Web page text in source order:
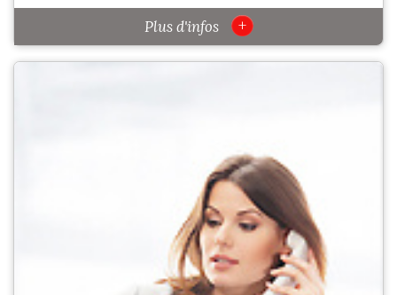
Plus d'infos +